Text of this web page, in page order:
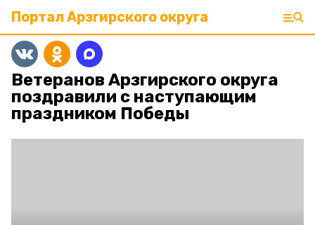
Портал Арзгирского округа
Ветеранов Арзгирского округа
поздравили с наступающим
праздником Победы